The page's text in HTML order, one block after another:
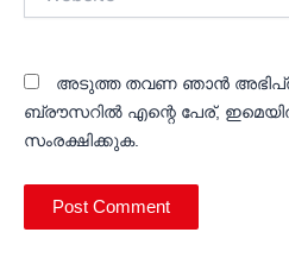
അടുത്ത തവണ ഞാൻ
ബ്രൗസറിൽ എന്റെ പേര്,
സംരക്ഷിക്കുക.